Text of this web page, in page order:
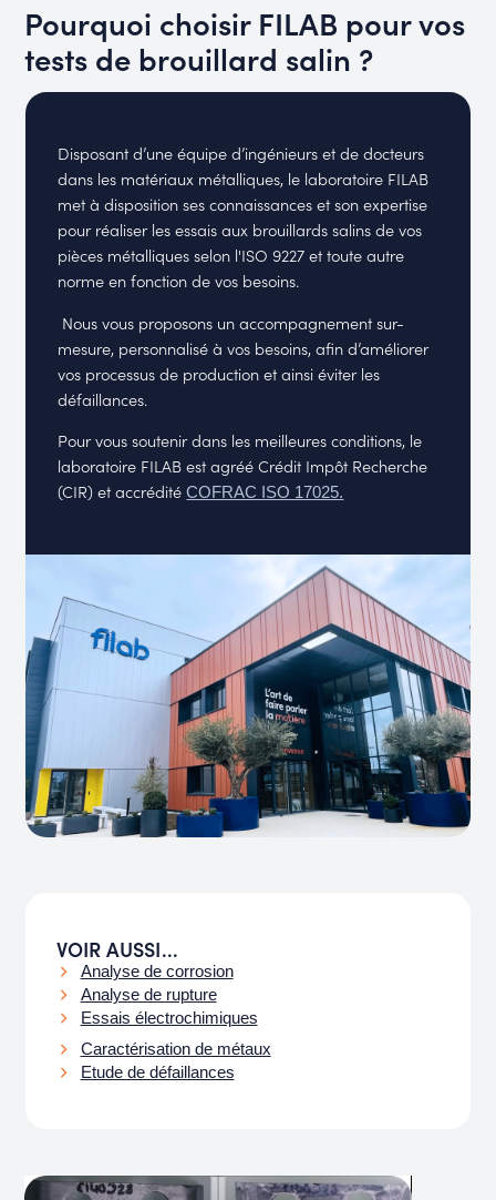
Pourquoi choisir FILAB pour vos
tests de brouillard salin ?
Disposant d’une équipe d’ingénieurs et de docteurs
dans les matériaux métalliques, le laboratoire FILAB
met à disposition ses connaissances et son expertise
pour réaliser les essais aux brouillards salins de vos
pièces métalliques selon l'ISO 9227 et toute autre
norme en fonction de vos besoins.
Nous vous proposons un accompagnement sur-
mesure, personnalisé à vos besoins, afin d’améliorer
vos processus de production et ainsi éviter les
défaillances.
Pour vous soutenir dans les meilleures conditions, le
laboratoire FILAB est agréé Crédit Impôt Recherche
(CIR) et accréditéCOFRAC ISO 17025.
VOIR AUSSI...
Analyse de corrosion
Analyse de rupture
Essais électrochimiques
Caractérisation de métaux
Etude de défaillances